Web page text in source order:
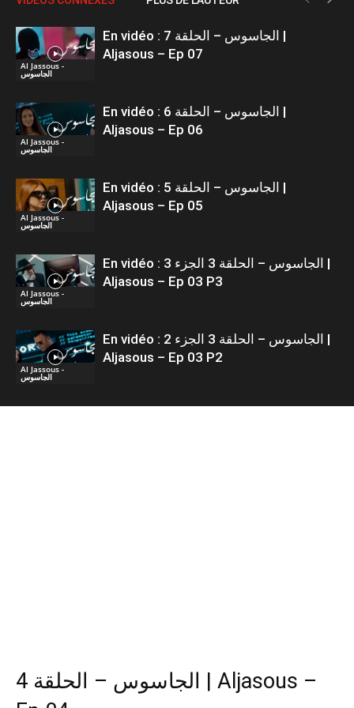
Al Jassous -
الجاسوس
En vidéo : الجاسوس – الحلقة 7 |
Aljasous – Ep 07
Al Jassous -
الجاسوس
En vidéo : الجاسوس – الحلقة 6 |
Aljasous – Ep 06
Al Jassous -
الجاسوس
En vidéo : الجاسوس – الحلقة 5 |
Aljasous – Ep 05
Al Jassous -
الجاسوس
En vidéo : الجاسوس – الحلقة 3 الجزء 3 |
Aljasous – Ep 03 P3
Al Jassous -
الجاسوس
En vidéo : الجاسوس – الحلقة 3 الجزء 2 |
Aljasous – Ep 03 P2
الجاسوس – الحلقة 4 | Aljasous –